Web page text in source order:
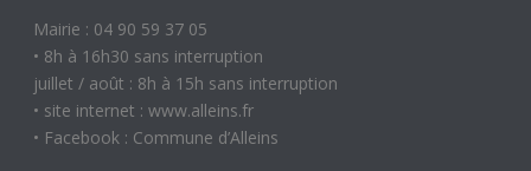
Mairie : 04 90 59 37 05
• 8h à 16h30 sans interruption
juillet / août : 8h à 15h sans interruption
• site internet : www.alleins.fr
• Facebook : Commune d’Alleins